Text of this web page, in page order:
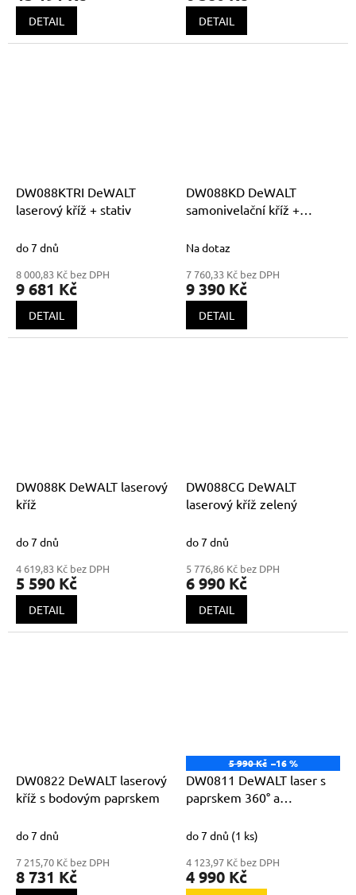
DETAIL DETAIL
DW088KTRI DeWALT
laserový kříž + stativ
do 7 dnů
8 000,83 Kč bez DPH
9 681 Kč
DETAIL
DW088KD DeWALT
samonivelační kříž +
DE0892
Na dotaz
7 760,33 Kč bez DPH
9 390 Kč
DETAIL
DW088K DeWALT laserový
kříž
do 7 dnů
4 619,83 Kč bez DPH
5 590 Kč
DETAIL
DW088CG DeWALT
laserový kříž zelený
do 7 dnů
5 776,86 Kč bez DPH
6 990 Kč
DETAIL
DW0822 DeWALT laserový
kříž s bodovým paprskem
do 7 dnů
7 215,70 Kč bez DPH
8 731 Kč
5 990 Kč –16 %
DW0811 DeWALT laser s
paprskem 360° a
do 7 dnů (1 ks)
4 123,97 Kč bez DPH
4 990 Kč